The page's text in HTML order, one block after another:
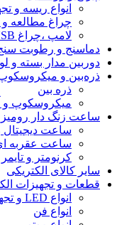
انواع ریسه و
چراغ مطالعه
لامپ ،چراغ USB و شارژی
دماسنج و رطوبت
دوربین مدار بسته و
ذره‌بین و
ذره بین
میکروسکوپ و
ساعت زنگ دار
ساعت دیجیتال
ساعت عقربه
کرنومتر و تایمر
سایر کالای الکتریکی
قطعات و تجهیزات
انواع LED و تجهیزات
انواع فن